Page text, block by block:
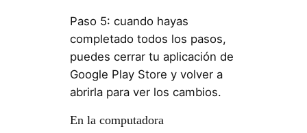
Paso 5: cuando hayas
completado todos los pasos,
puedes cerrar tu aplicación de
Google Play Store y volver a
abrirla para ver los cambios.
En la computadora